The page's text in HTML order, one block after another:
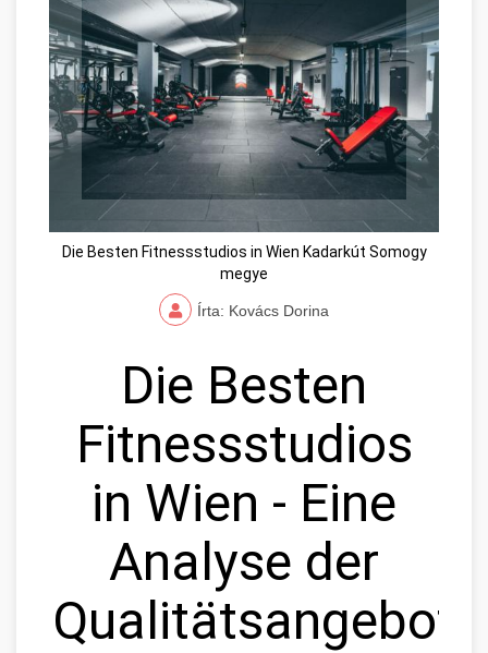
Die Besten Fitnessstudios in Wien Kadarkút Somogy
megye
Írta: Kovács Dorina
Die Besten
Fitnessstudios
in Wien - Eine
Analyse der
Qualitätsangebote